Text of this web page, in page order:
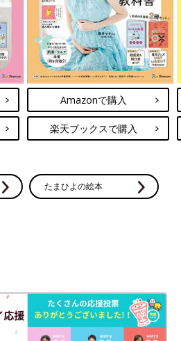
Amazonで購入
楽天ブックスで購入
たまひよの絵本